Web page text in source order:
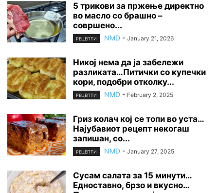
5 трикови за пржење директно
во масло со брашно –
совршено...
РЕЦЕПТИ NMD - January 21, 2026
Никој нема да ја забележи
разликата…Питички со купечки
кори, подобри отколку...
РЕЦЕПТИ NMD - February 2, 2025
Гриз колач кој се топи во уста…
Најубавиот рецепт некогаш
запишан, со...
РЕЦЕПТИ NMD - January 27, 2025
Сусам салата за 15 минути…
Едноставно, брзо и вкусно…